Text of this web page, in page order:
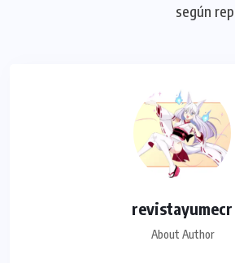
según
revistayumecr
About Author